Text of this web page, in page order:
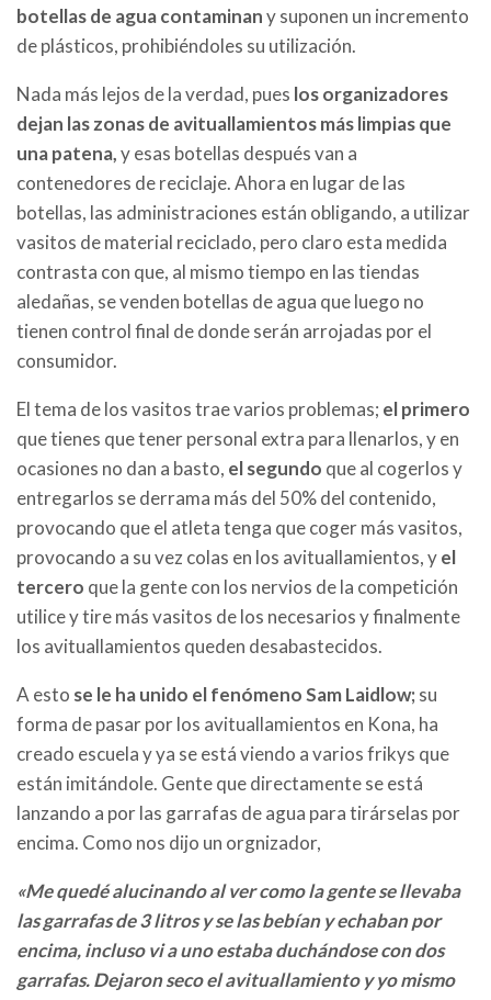
botellas de agua contaminany suponen un incremento
de plásticos, prohibiéndoles su utilización.
Nada más lejos de la verdad, pues los organizadores
dejan las zonas de avituallamientos más limpias que
una patena,y esas botellas después van a
contenedores de reciclaje. Ahora en lugar de las
botellas, las administraciones están obligando, a utilizar
vasitos de material reciclado, pero claro esta medida
contrasta con que, al mismo tiempo en las tiendas
aledañas, se venden botellas de agua que luego no
tienen control final de donde serán arrojadas por el
consumidor.
El tema de los vasitos trae varios problemas; el primero
que tienes que tener personal extra para llenarlos, y en
ocasiones no dan a basto, el segundo que al cogerlos y
entregarlos se derrama más del 50% del contenido,
provocando que el atleta tenga que coger más vasitos,
provocando a su vez colas en los avituallamientos, yel
tercero que la gente con los nervios de la competición
utilice y tire más vasitos de los necesarios y finalmente
los avituallamientos queden desabastecidos.
A esto se le ha unido el fenómeno Sam Laidlow; su
forma de pasar por los avituallamientos en Kona, ha
creado escuela y ya se está viendo a varios frikys que
están imitándole. Gente que directamente se está
lanzando a por las garrafas de agua para tirárselas por
encima. Como nos dijo un orgnizador,
«Me quedé alucinando al ver como la gente se llevaba
las garrafas de 3 litros y se las bebían y echaban por
encima, incluso vi a uno estabaduchándosecon dos
garrafas. Dejaron seco el avituallamiento y yo mismo